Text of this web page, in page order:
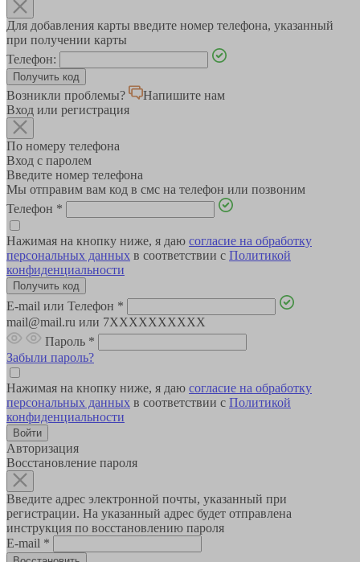
Для добавления карты введите номер телефона, указанный
при получении карты
Телефон:
Возникли проблемы?
Напишите нам
Вход или регистрация
По номеру телефона
Вход с паролем
Введите номер телефона
Мы отправим вам код в смс на телефон или позвоним
Телефон *
Нажимая на кнопку ниже, я даю согласие на обработку
персональных данных в соответствии с Политикой
конфиденциальности
E-mail или Телефон *
mail@mail.ru или 7XXXXXXXXXX
Пароль *
Забыли пароль?
Нажимая на кнопку ниже, я даю согласие на обработку
персональных данных в соответствии с Политикой
конфиденциальности
Авторизация
Восстановление пароля
Введите адрес электронной почты, указанный при
регистрации. На указанный адрес будет отправлена
инструкция по восстановлению пароля
E-mail *